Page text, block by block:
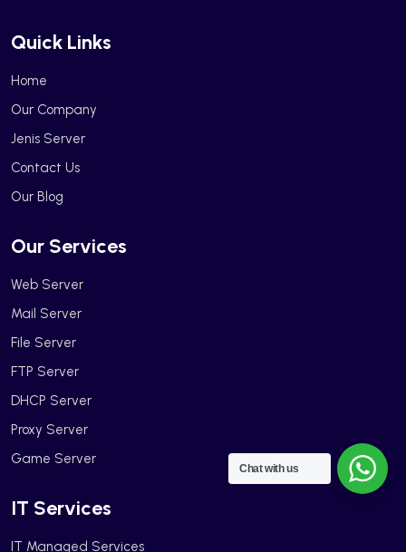
Quick Links
Home
Our Company
Jenis Server
Contact Us
Our Blog
Our Services
Web Server
Mail Server
File Server
FTP Server
DHCP Server
Proxy Server
Game Server
IT Services
IT Managed Services
Chat with us